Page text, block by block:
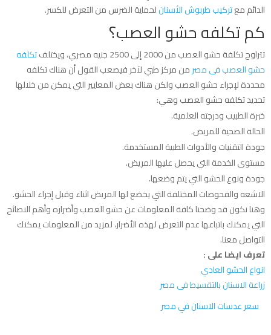
الدائم معتركيب طربوش الأسنانلحماية الضرس من التعرض للكسر.
كم تكلفه حشو العصب؟
تتراوح تكلفة حشو العصب من 2000 إلى 2500 جنيه مصري، ويختلف
تكلفه
حشو العصب فى مصرمن مركز طبي لآخر فيصعب القول أن هناك تكلفه
محددة لإجراء حشو العصب ولكن هناك بعض المعايير التي يمكن من خلالها
تحديد تكلفه حشو العصب وهي:
خبرة الطبيب ودرجته العلمية.
الحالة الصحية للمريض.
جودة التقنيات والأدوات الطبية المستخدمة.
مستوى الخدمة التي يحصل عليها المريض.
جودة ونوع الحشو التي يتم وضعها.
الاشعه والفحوصات المختلفة التي يخضع لها المريض اثناء وقبل إجراء الحشو.
وهنا نكون قد وضحنا كافة المعلومات عن حشو العصب وأضراره وأهم النصائح
التي يمكنك باتباعها عدم التعرض لهذه الأضرار، لمزيد من المعلومات يمكنك
التواصل معنا.
تعرف ايضا على :
انواع الحشو العادي
زراعة الاسنان بالتقسيط فى مصر
سعر عدسات الاسنان في مصر